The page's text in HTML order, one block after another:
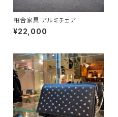
相合家具 アルミチェア
¥22,000